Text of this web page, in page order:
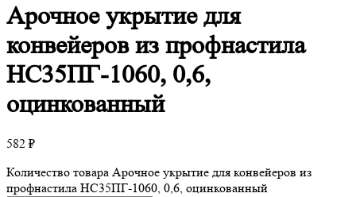
Арочноеукрытие для
конвейеров из профнастила
НС35ПГ-1060, 0,6,
оцинкованный
582 ₽
Количество товара Арочное укрытие для конвейеров из
профнастила НС35ПГ-1060, 0,6, оцинкованный